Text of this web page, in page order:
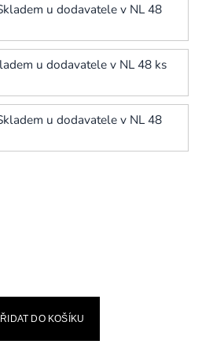
u dodavatele v NL 48
u dodavatele v NL 48 ks
u dodavatele v NL 48
DO KOŠÍKU